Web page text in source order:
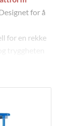
for å
for en rekke
tryggheten
som gjør